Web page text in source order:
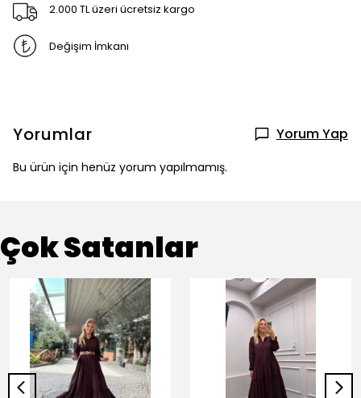
2.000 TL üzeri ücretsiz kargo
Değişim İmkanı
Yorumlar Yorum Yap
Bu ürün için henüz yorum yapılmamış.
Çok Satanlar